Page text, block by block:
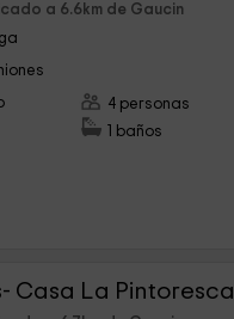
a 6.6km de Gaucin
4 personas
1 baños
Casa La Pintoresca